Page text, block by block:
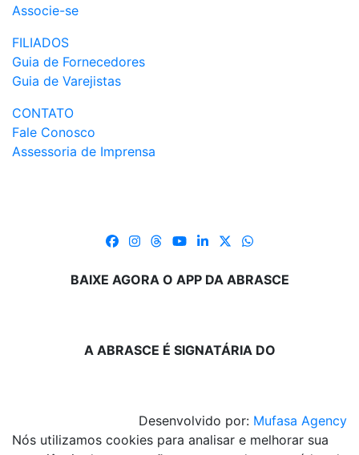
Associe-se
FILIADOS
Guia de Fornecedores
Guia de Varejistas
CONTATO
Fale Conosco
Assessoria de Imprensa
BAIXE AGORA O APP DA ABRASCE
A ABRASCE É SIGNATÁRIA DO
Desenvolvido por: Mufasa Agency
Nós utilizamos cookies para analisar e melhorar sua